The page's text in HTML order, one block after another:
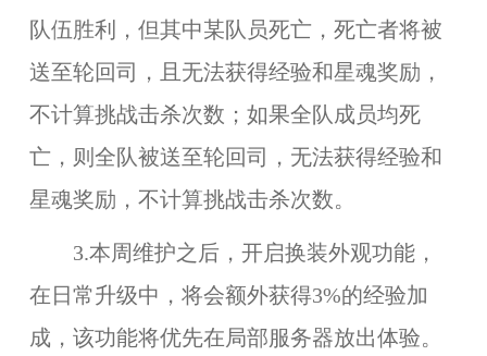
队伍胜利，但其中某队员死亡，死亡者将被
送至轮回司，且无法获得经验和星魂奖励，
不计算挑战击杀次数；如果全队成员均死
亡，则全队被送至轮回司，无法获得经验和
星魂奖励，不计算挑战击杀次数。
3.本周维护之后，开启换装外观功能，
在日常升级中，将会额外获得3%的经验加
成，该功能将优先在局部服务器放出体验。